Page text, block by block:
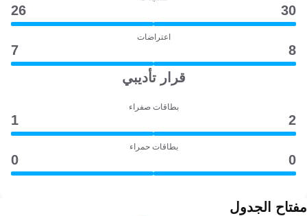
30
26
اعتراضات
8
7
قرار تأديبي
بطاقات صفراء
2
1
بطاقات حمراء
0
0
مفتاح الجدول